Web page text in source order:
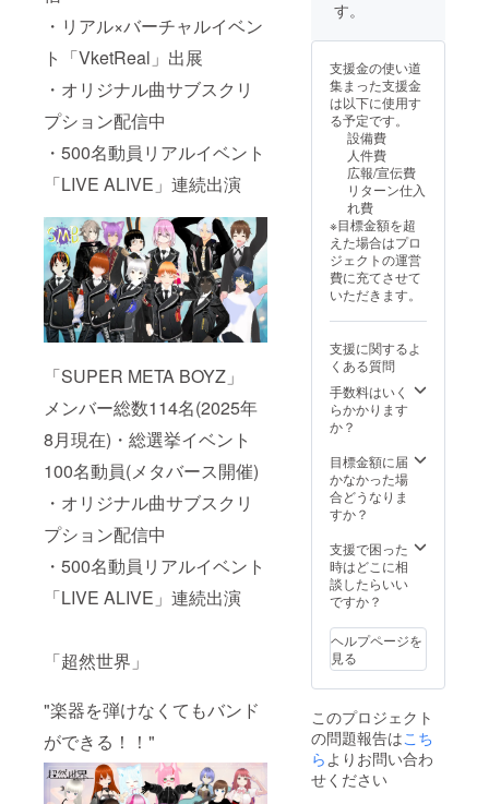
・リアル×バーチャルイベン
ト「VketReal」出展
・オリジナル曲サブスクリ
プション配信中
・500名動員リアルイベント
「LIVE ALIVE」連続出演
「SUPER META BOYZ」
メンバー総数114名(2025年
8月現在)・総選挙イベント
100名動員(メタバース開催)
・オリジナル曲サブスクリ
プション配信中
・500名動員リアルイベント
「LIVE ALIVE」連続出演
「超然世界」
"楽器を弾けなくてもバンド
ができる！！"
す。
支援金の使い道
集まった支援金
は以下に使用す
る予定です。
設備費
人件費
広報/宣伝費
リターン仕入
れ費
※目標金額を超
えた場合はプロ
ジェクトの運営
費に充てさせて
いただきます。
支援に関するよ
くある質問
手数料はいく
らかかります
か？
目標金額に届
かなかった場
合どうなりま
すか？
支援で困った
時はどこに相
談したらいい
ですか？
ヘルプページを
見る
このプロジェクト
の問題報告はこち
らよりお問い合わ
せください